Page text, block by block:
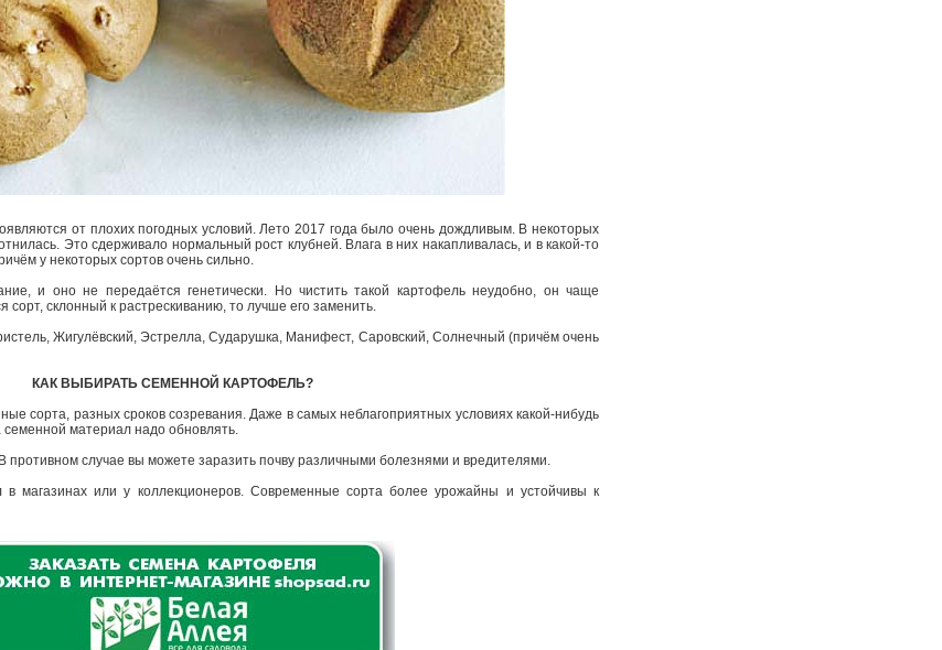
от плохих погодных условий. Лето 2017 года было очень дождливым. В некоторых
Это сдерживало нормальный рост клубней. Влага в них накапливалась, и в какой-то
у некоторых сортов очень сильно.
и оно не передаётся генетически. Но чистить такой картофель неудобно, он чаще
сорт, склонный к растрескиванию, то лучше его заменить.
Жигулёвский, Эстрелла, Сударушка, Манифест, Саровский, Солнечный (причём очень
КАК ВЫБИРАТЬ СЕМЕННОЙ КАРТОФЕЛЬ?
сорта, разных сроков созревания. Даже в самых неблагоприятных условиях какой-нибудь
семенной материал надо обновлять.
противном случае вы можете заразить почву различными болезнями и вредителями.
в магазинах или у коллекционеров. Современные сорта более урожайны и устойчивы к